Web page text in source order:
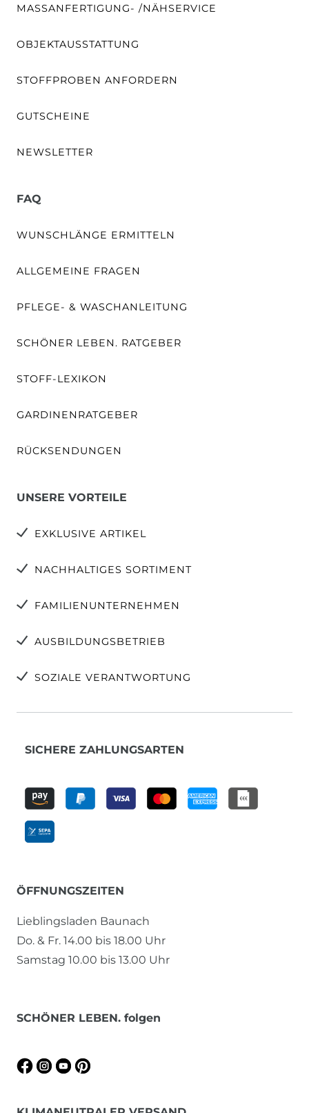
MASSANFERTIGUNG- /NÄHSERVICE
OBJEKTAUSSTATTUNG
STOFFPROBEN ANFORDERN
GUTSCHEINE
NEWSLETTER
FAQ
WUNSCHLÄNGE ERMITTELN
ALLGEMEINE FRAGEN
PFLEGE- & WASCHANLEITUNG
SCHÖNER LEBEN. RATGEBER
STOFF-LEXIKON
GARDINENRATGEBER
RÜCKSENDUNGEN
UNSERE VORTEILE
EXKLUSIVE ARTIKEL
NACHHALTIGES SORTIMENT
FAMILIENUNTERNEHMEN
AUSBILDUNGSBETRIEB
SOZIALE VERANTWORTUNG
SICHERE ZAHLUNGSARTEN
ÖFFNUNGSZEITEN
Lieblingsladen Baunach
Do. & Fr. 14.00 bis 18.00 Uhr
Samstag 10.00 bis 13.00 Uhr
SCHÖNER LEBEN. folgen